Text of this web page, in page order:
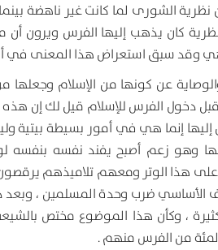
إن نظرية الشورى لما كانت غير ناهضة
نظرية كان يذهب إليها الفرس ويرون
وقد سبق استعراض هذا المعنى في
عن كونها من الإسلام وجعلها
قبل دخول الفرس للإسلام قيل لك إن
إليها إنما هي في أمور بسيطة بيتية
وهو زعم أصبح يفند نفسه بنفسه
هذا الوتر ومعهم تلاميذهم
الأساسي ضرب وحدة المسلمين ، وبعد
كثيرة ، وكأن هذا الموضوع مختص
من الفرس منهم .